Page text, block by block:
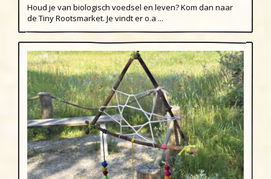
Houd je van biologisch voedsel en leven? Kom dan naar
de Tiny Rootsmarket. Je vindt er o.a ...